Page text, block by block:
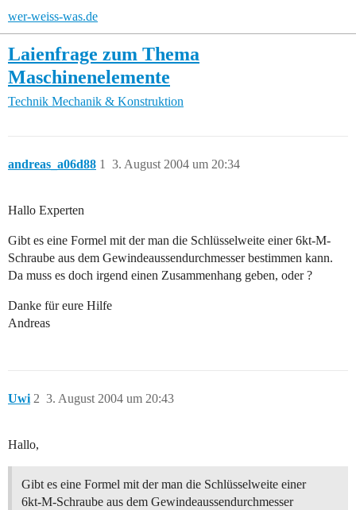
wer-weiss-was.de
Laienfrage zum Thema
Maschinenelemente
Technik Mechanik & Konstruktion
andreas_a06d88 3. August 2004 um 20:34
1
Hallo Experten
Gibt es eine Formel mit der man die Schlüsselweite einer 6kt-M-
Schraube aus dem Gewindeaussendurchmesser bestimmen kann.
Da muss es doch irgend einen Zusammenhang geben, oder ?
Danke für eure Hilfe
Andreas
Uwi 3. August 2004 um 20:43
2
Hallo,
Gibt es eine Formel mit der man die Schlüsselweite einer
6kt-M-Schraube aus dem Gewindeaussendurchmesser